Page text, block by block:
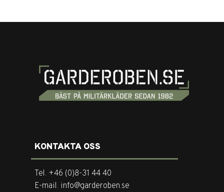
KONTAKTA OSS
Tel. +46 (0)8-31 44 40
E-mail. info@garderoben.se